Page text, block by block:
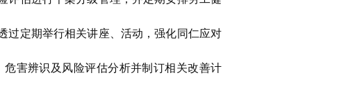
过定期举行相关讲座、活动，强化同仁应对
害辨识及风险评估分析并制订相关改善计